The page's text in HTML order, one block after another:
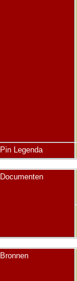
Pin Legenda
Documenten
Bronnen